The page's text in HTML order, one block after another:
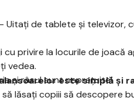
Uitați de tablete și televizor,
cu privire la locurile de joacă
vedea.
și râsul sunt neprețuite!
este simplă și
lăsați copiii să descopere